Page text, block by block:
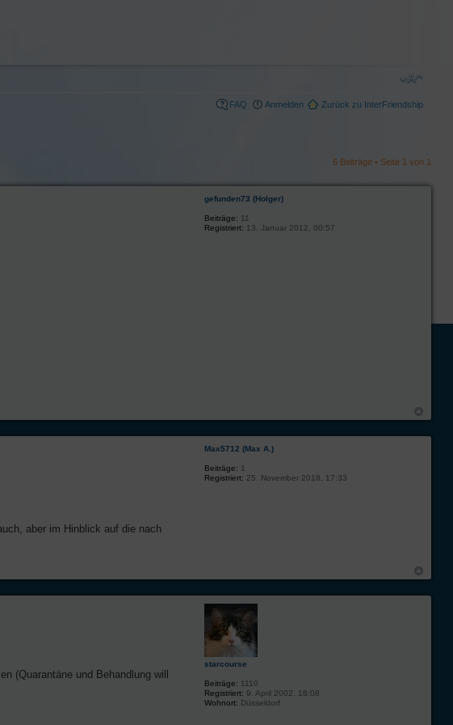
FAQ Anmelden Zurück zu InterFriendship
6 Beiträge • Seite 1 von 1
gefunden73 (Holger)
Beiträge: 11
Registriert: 13. Januar 2012, 00:57
aber im Hinblick auf die nach
Max5712 (Max A.)
Beiträge: 1
Registriert: 25. November 2018, 17:33
(Quarantäne und Behandlung will
starcourse
Beiträge: 1110
Registriert: 9. April 2002, 18:08
Wohnort: Düsseldorf